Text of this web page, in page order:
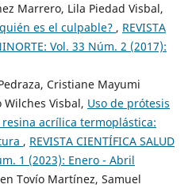
Marrero, Lila Piedad Visbal,
es el culpable? , REVISTA
Vol. 33 Núm. 2 (2017):
Cristiane Mayumi
Visbal, Uso de prótesis
acrílica termoplástica:
, REVISTA CIENTÍFICA SALUD
1 (2023): Enero - Abril
Tovío Martínez, Samuel